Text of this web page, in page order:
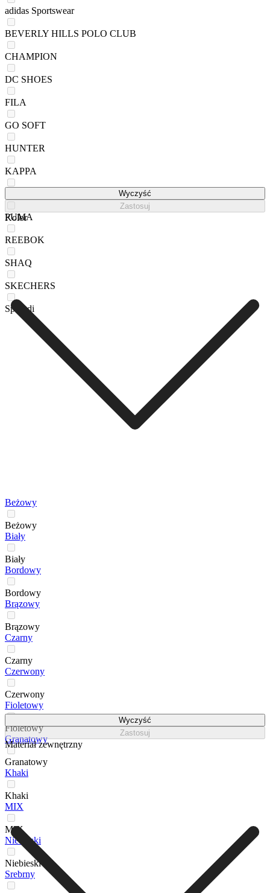
adidas Sportswear
BEVERLY HILLS POLO CLUB
CHAMPION
DC SHOES
FILA
GO SOFT
HUNTER
KAPPA
PUMA
REEBOK
SHAQ
SKECHERS
Sprandi
Wyczyść
Zastosuj
Kolor
Beżowy
Beżowy
Biały
Biały
Bordowy
Bordowy
Brązowy
Brązowy
Czarny
Czarny
Czerwony
Czerwony
Fioletowy
Fioletowy
Granatowy
Granatowy
Khaki
Khaki
MIX
MIX
Niebieski
Niebieski
Srebrny
Wyczyść
Zastosuj
Materiał zewnętrzny